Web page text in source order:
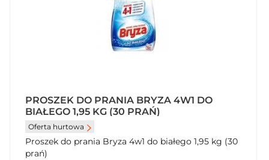
PROSZEK DO PRANIA BRYZA 4W1 DO
BIAŁEGO 1,95 KG (30 PRAŃ)
Oferta hurtowa
Proszek do prania Bryza 4w1 do białego 1,95 kg (30
prań)